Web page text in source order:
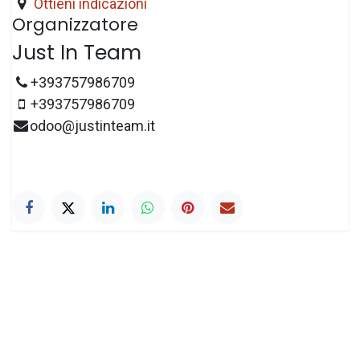
Ottieni indicazioni
Organizzatore
Just In Team
+393757986709
+393757986709
odoo@justinteam.it